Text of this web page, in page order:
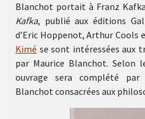
Blanchot portait à Franz
Kafka, publié aux éditions
d’Eric Hoppenot, Arthur Cools
Kimé se sont intéressées aux
par Maurice Blanchot. Selon
ouvrage sera complété par
Blanchot consacrées aux